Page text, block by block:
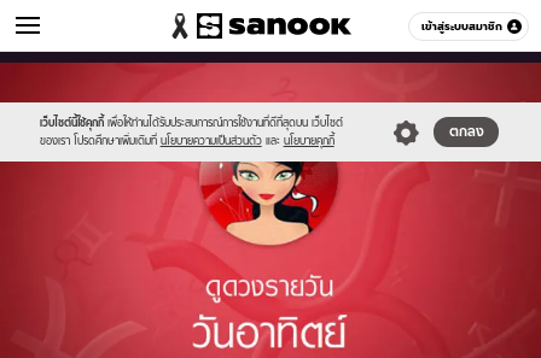
เข้าสู่ระบบสมาชิก
ดูดวง หมวดอื่นๆ
เว็บไซต์นี้ใช้คุกกี้ เพื่อให้ท่านได้รับประสบการณ์การใช้งานที่ดีที่สุดบน เว็บไซต์
ของเรา โปรดศึกษาเพิ่มเติมที่ นโยบายความเป็นส่วนตัว และ นโยบายคุกกี้
ตกลง
new-
sanook.png